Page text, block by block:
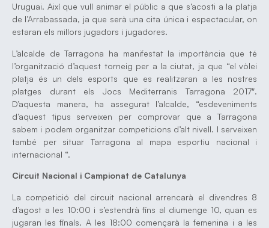
Uruguai. Així que vull animar el públic a que s’acosti a la platja
de l’Arrabassada, ja que serà una cita única i espectacular, on
estaran els millors jugadors i jugadores.
L’alcalde de Tarragona ha manifestat la importància que té
l’organització d’aquest torneig per a la ciutat, ja que “el vòlei
platja és un dels esports que es realitzaran a les nostres
platges durant els Jocs Mediterranis Tarragona 2017″.
D’aquesta manera, ha assegurat l’alcalde, “esdeveniments
d’aquest tipus serveixen per comprovar que a Tarragona
sabem i podem organitzar competicions d’alt nivell. I serveixen
també per situar Tarragona al mapa esportiu nacional i
internacional “.
Circuit Nacional i Campionat de Catalunya
La competició del circuit nacional arrencarà el divendres 8
d’agost a les 10:00 i s’estendrà fins al diumenge 10, quan es
jugaran les finals. A les 18:00 començarà la femenina i a les